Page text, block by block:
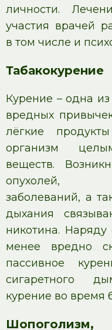
личности.
участия врачей
в том числе и
Табакокурение
Курение – одна
вредных
лёгкие
организм
веществ.
опухолей,
заболеваний, а
дыхания
никотина.
менее вредно
пассивное
сигаретного
курение во время